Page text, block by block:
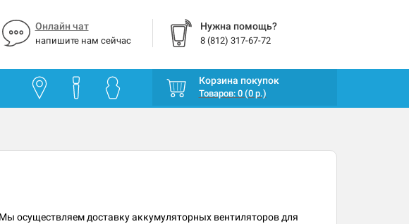
Онлайн чат
напишите нам сейчас
Нужна помощь?
8 (812) 317-67-72
Корзина покупок
Товаров: 0 (0 р.)
осуществляем доставку аккумуляторных вентиляторов для